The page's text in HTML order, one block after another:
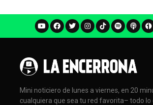
Mini noticiero de lunes a viernes, en 20
cualquiera que sea tu red favorita– todo lo